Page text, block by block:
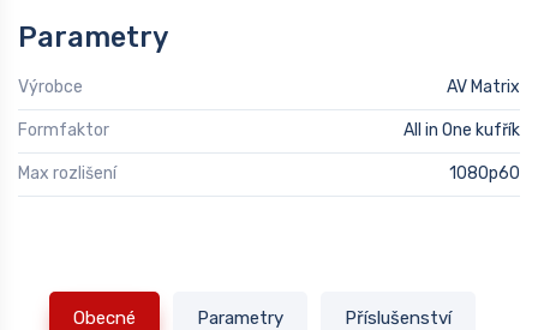
Parametry
Výrobce AV Matrix
Formfaktor All in One kufřík
Max rozlišení 1080p60
Obecné Parametry Příslušenství